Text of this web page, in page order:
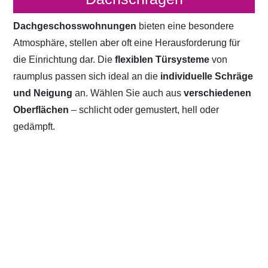
Dachgeschosswohnungen bieten eine besondere
Atmosphäre, stellen aber oft eine Herausforderung für
die Einrichtung dar. Dieflexiblen Türsystemevon
raumplus passen sich ideal an die individuelle Schräge
und Neigung an. Wählen Sie auch ausverschiedenen
Oberflächen – schlicht oder gemustert, hell oder
gedämpft.